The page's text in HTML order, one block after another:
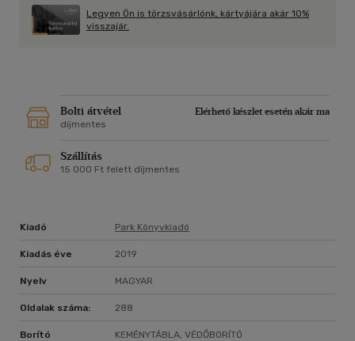
Legyen Ön is törzsvásárlónk, kártyájára akár 10%
visszajár.
Bolti átvétel
Elérhető készlet esetén akár ma
díjmentes
Szállítás
15 000 Ft felett díjmentes
Kiadó Park Könyvkiadó
Kiadás éve 2019
Nyelv MAGYAR
Oldalak száma: 288
Borító KEMÉNYTÁBLA, VÉDŐBORÍTÓ